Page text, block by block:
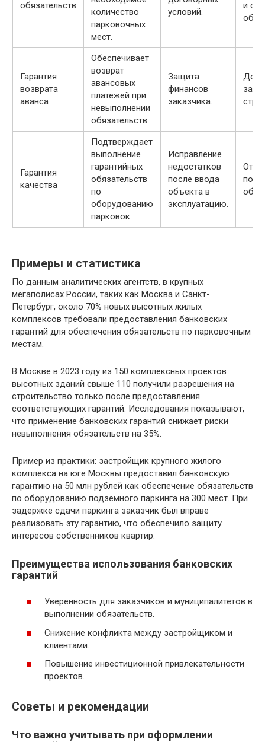
обязательств
количество
парковочных
мест.
условий.
и
Гарантия
возврата
аванса
Обеспечивает
возврат
авансовых
платежей при
невыполнении
обязательств.
Защита
финансов
заказчика.
До
Гарантия
качества
Подтверждает
выполнение
гарантийных
обязательств
по
оборудованию
парковок.
Исправление
недостатков
после ввода
объекта в
эксплуатацию.
От 1
Примеры и статистика
По данным аналитических агентств, в крупных
мегаполисах России, таких как Москва и Санкт-
Петербург, около 70% новых высотных жилых
комплексов требовали предоставления банковских
гарантий для обеспечения обязательств по парковочным
местам.
В Москве в 2023 году из 150 комплексных проектов
высотных зданий свыше 110 получили разрешения на
строительство только после предоставления
соответствующих гарантий. Исследования показывают,
что применение банковских гарантий снижает риски
невыполнения обязательств на 35%.
Пример из практики: застройщик крупного жилого
комплекса на юге Москвы предоставил банковскую
гарантию на 50 млн рублей как обеспечение обязательств
по оборудованию подземного паркинга на 300 мест. При
задержке сдачи паркинга заказчик был вправе
реализовать эту гарантию, что обеспечило защиту
интересов собственников квартир.
Преимущества использования банковских
гарантий
Уверенность для заказчиков и муниципалитетов в
выполнении обязательств.
Снижение конфликта между застройщиком и
клиентами.
Повышение инвестиционной привлекательности
проектов.
Советы и рекомендации
Что важно учитывать при оформлении